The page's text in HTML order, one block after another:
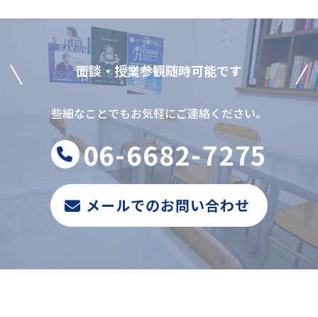
⾯談‧授業参観随時可能です
些細なことでもお気軽にご連絡ください。
06-6682-7275
メールでのお問い合わせ